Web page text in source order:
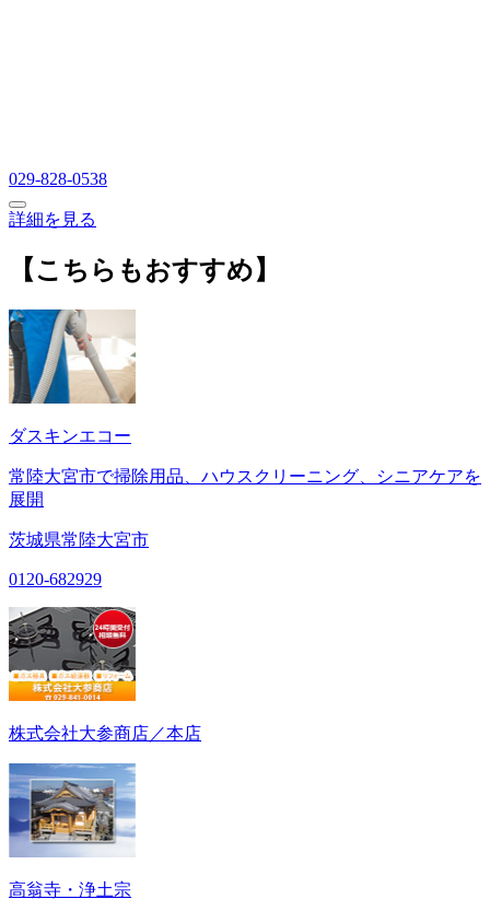
029-828-0538
詳細を見る
【こちらもおすすめ】
ダスキンエコー
常陸大宮市で掃除用品、ハウスクリーニング、シニアケアを
展開
茨城県常陸大宮市
0120-682929
株式会社大参商店／本店
高翁寺・浄土宗